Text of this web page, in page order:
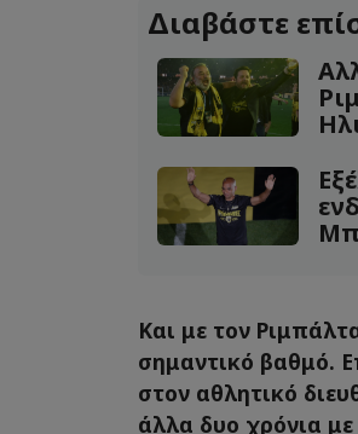
Διαβάστε
Και με τον
σημαντικό βαθμό.
στον αθλητικό
άλλα δυο χρόνια